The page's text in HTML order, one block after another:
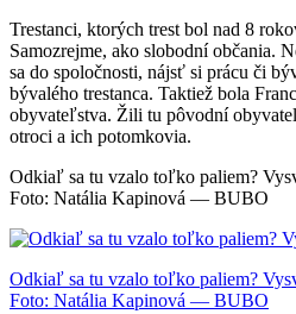
Trestanci, ktorých trest bol nad 8
Samozrejme, ako slobodní občania.
sa do spoločnosti, nájsť si prácu či
bývalého trestanca. Taktiež bola
obyvateľstva. Žili tu pôvodní
otroci a ich potomkovia.
Odkiaľ sa tu vzalo toľko paliem?
Foto: Natália Kapinová — BUBO
Odkiaľ sa tu vzalo toľko paliem?
Foto: Natália Kapinová — BUBO